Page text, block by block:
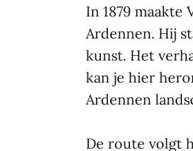
In 1879 maakte
Ardennen. Hij
kunst. Het
kan je hier
Ardennen
De route volgt